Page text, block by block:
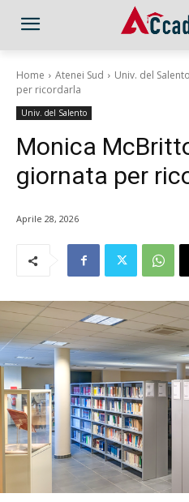
Home Atenei Sud Univ. del Salento
per ricordarla
Univ. del Salento
Monica
giornata per
Aprile 28, 2026